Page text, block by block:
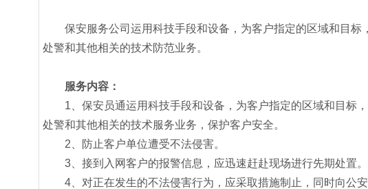
保安服务公司运用科技手段和设备，为客户指定的区域和目标
处警和其他相关的技术防范业务。
服务内容：
1、保安员通运用科技手段和设备，为客户指定的区域和目标
处警和其他相关的技术服务业务，保护客户安全。
2、防止客户单位遭受不法侵害。
3、接到入网客户的报警信息，应迅速赶赴现场进行先期处置。
4、对正在发生的不法侵害行为，应采取措施制止，同时向公安